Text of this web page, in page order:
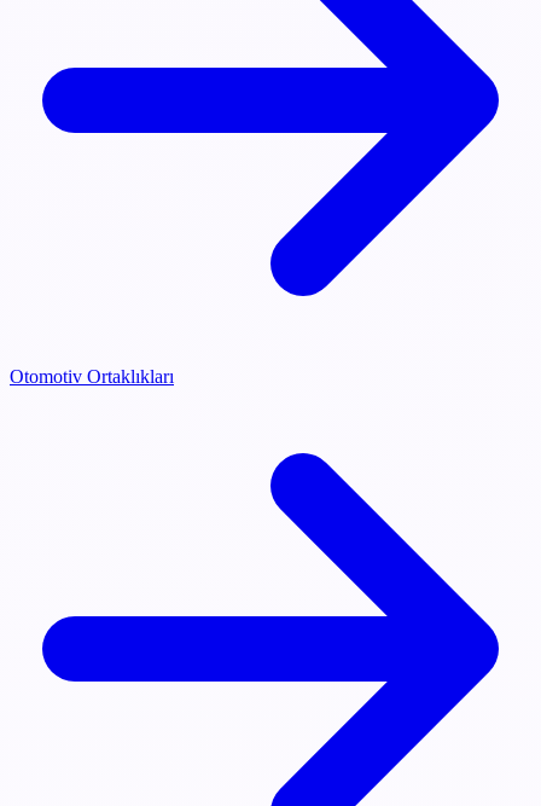
Otomotiv Ortaklıkları